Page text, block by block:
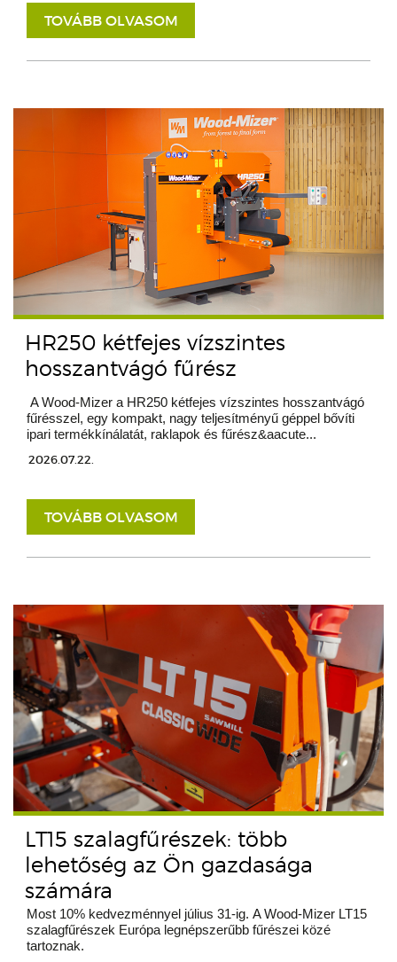
TOVÁBB OLVASOM
HR250 kétfejes vízszintes
hosszantvágó fűrész
A Wood-Mizer a HR250 kétfejes vízszintes hosszantvágó
fűrésszel, egy kompakt, nagy teljesítményű géppel bővíti
ipari termékkínálatát, raklapok és fűrész&aacute...
2026.07.22.
TOVÁBB OLVASOM
LT15 szalagfűrészek: több
lehetőség az Ön gazdasága
számára
Most 10% kedvezménnyel július 31-ig. A Wood-Mizer LT15
szalagfűrészek Európa legnépszerűbb fűrészei közé
tartoznak.